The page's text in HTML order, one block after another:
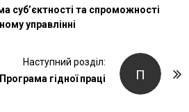
суб’єктності та спроможності
управлінні
П
Наступний розділ:
Програма гідної праці